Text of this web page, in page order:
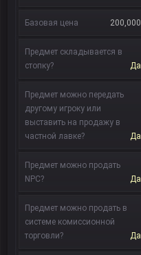
Базовая цена 200,000
Предмет складывается в
стопку?
Да
Предмет можно передать
другому игроку или
выставить на продажу в
частной лавке?
Да
Предмет можно продать
NPC?
Да
Предмет можно продать в
системе комиссионной
торговли?
Да